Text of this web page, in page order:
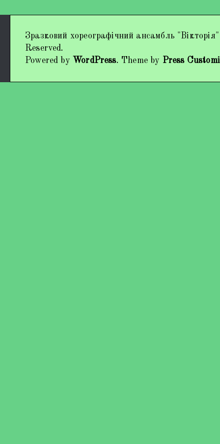
Наші виступи
Працівники колективу
Зразковий хореографічний ансамбль
Reserved.
Powered by WordPress. Theme by Press